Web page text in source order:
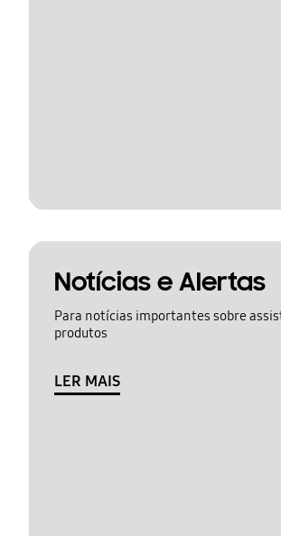
Notícias e Alertas
Para notícias importantes sobre
produtos
LER MAIS